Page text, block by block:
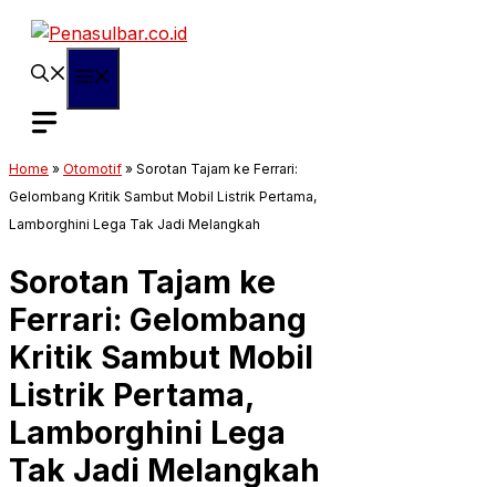
Langsung
Home » Otomotif » Sorotan Tajam ke Ferrari:
Gelombang Kritik Sambut Mobil Listrik Pertama,
Lamborghini Lega Tak Jadi Melangkah
Sorotan Tajam ke
Ferrari: Gelombang
Kritik Sambut Mobil
Listrik Pertama,
Lamborghini Lega
Tak Jadi Melangkah